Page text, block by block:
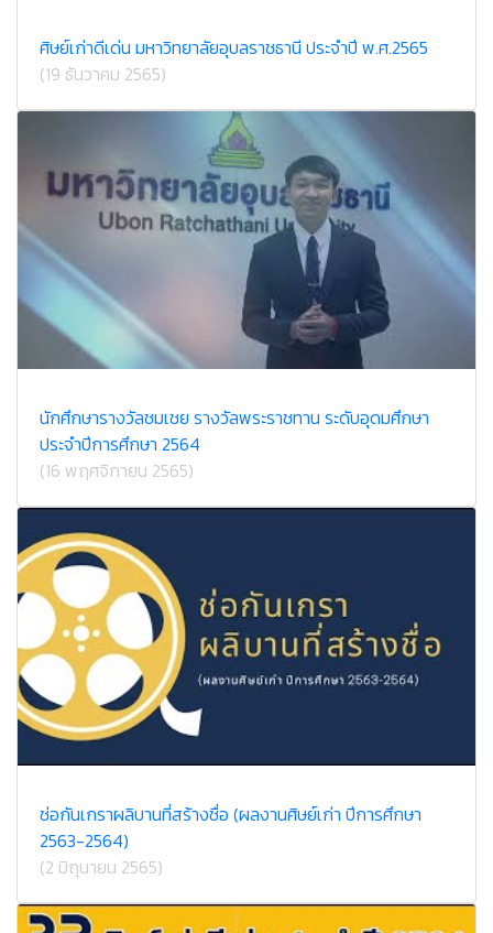
ศิษย์เก่าดีเด่น มหาวิทยาลัยอุบลราชธานี ประจำปี พ.ศ.2565
(19 ธันวาคม 2565)
นักศึกษารางวัลชมเชย รางวัลพระราชทาน ระดับอุดมศึกษา
ประจำปีการศึกษา 2564
(16 พฤศจิกายน 2565)
ช่อกันเกราผลิบานที่สร้างชื่อ (ผลงานศิษย์เก่า ปีการศึกษา
2563-2564)
(2 มิถุนายน 2565)